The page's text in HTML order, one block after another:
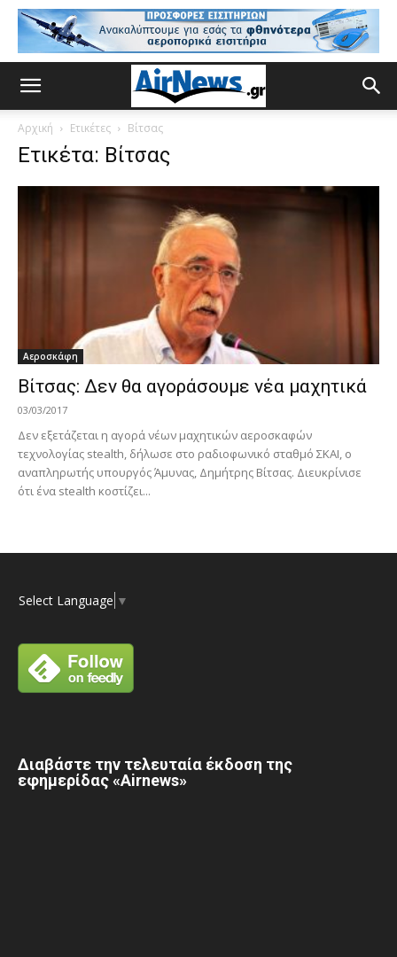
Αρχική Ετικέτες Βίτσας
Ετικέτα: Βίτσας
Αεροσκάφη
Βίτσας: Δεν θα αγοράσουμε νέα μαχητικά
03/03/2017
Δεν εξετάζεται η αγορά νέων μαχητικών αεροσκαφών
τεχνολογίας stealth, δήλωσε στο ραδιοφωνικό σταθμό ΣΚΑΙ, ο
αναπληρωτής υπουργός Άμυνας, Δημήτρης Βίτσας. Διευκρίνισε
ότι ένα stealth κοστίζει...
Select Language ▼
Διαβάστε την τελευταία έκδοση της
εφημερίδας «Airnews»